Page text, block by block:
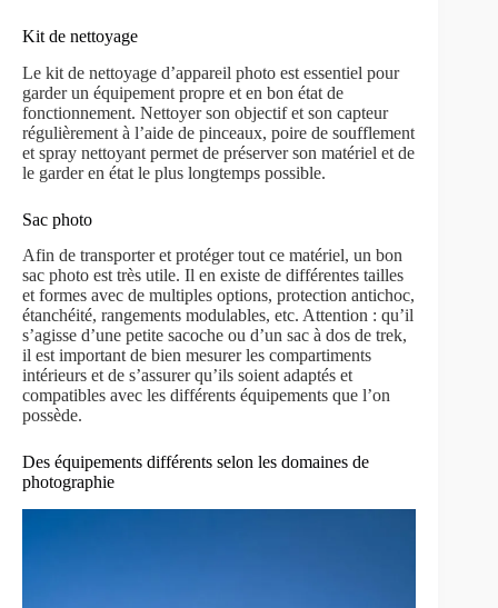
Kit de nettoyage
Le kit de nettoyage d’appareil photo est essentiel pour
garder un équipement propre et en bon état de
fonctionnement. Nettoyer son objectif et son capteur
régulièrement à l’aide de pinceaux, poire de soufflement
et spray nettoyant permet de préserver son matériel et de
le garder en état le plus longtemps possible.
Sac photo
Afin de transporter et protéger tout ce matériel, un bon
sac photo est très utile. Il en existe de différentes tailles
et formes avec de multiples options, protection antichoc,
étanchéité, rangements modulables, etc. Attention : qu’il
s’agisse d’une petite sacoche ou d’un sac à dos de trek,
il est important de bien mesurer les compartiments
intérieurs et de s’assurer qu’ils soient adaptés et
compatibles avec les différents équipements que l’on
possède.
Des équipements différents selon les domaines de
photographie